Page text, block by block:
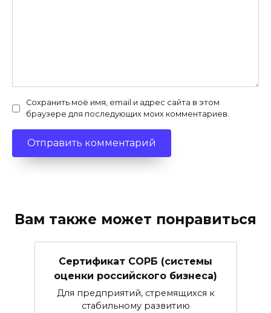
Сохранить моё имя, email и адрес сайта в этом
браузере для последующих моих комментариев.
Вам также может понравиться
Сертификат СОРБ (системы
оценки российского бизнеса)
Для предприятий, стремящихся к
стабильному развитию